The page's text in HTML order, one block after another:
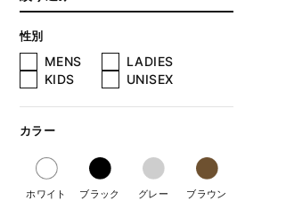
性別
MENS
LADIES
KIDS
UNISEX
カラー
ホワイト ブラック グレー ブラウン